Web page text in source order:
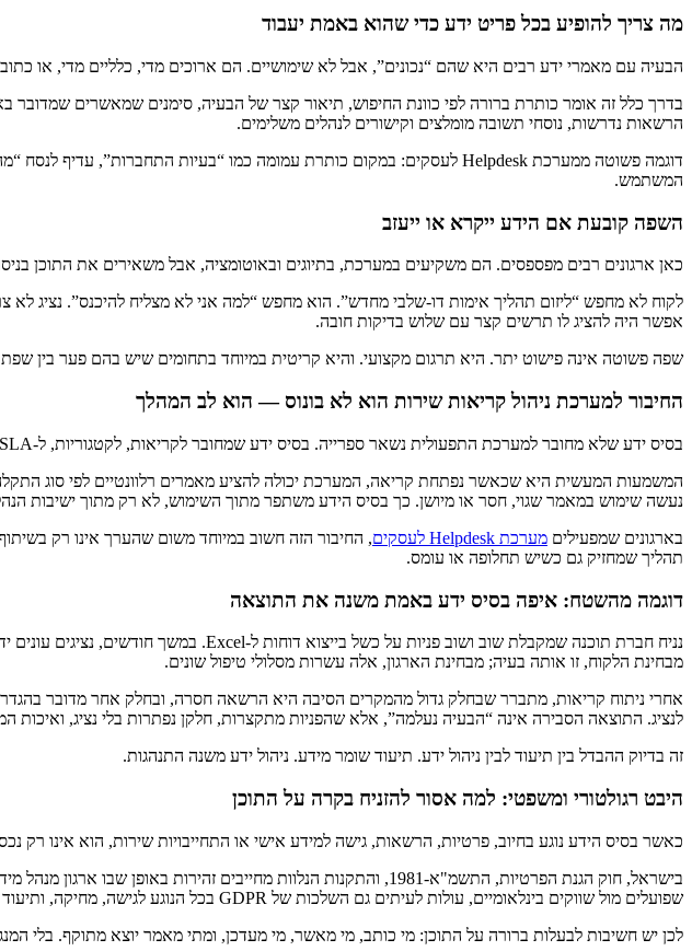
מה צריך להופיע בכל פריט ידע כדי שהוא באמת יעבוד
הבעיה עם מאמרי ידע רבים היא שהם “נכונים”, אבל לא שימושיים. הם ארוכים מדי, כלליים מדי, או
בדרך כלל זה אומר כותרת ברורה לפי כוונת החיפוש, תיאור קצר של הבעיה, סימנים שמאשרים שמדובר
הרשאות נדרשות, נוסחי תשובה מומלצים וקישורים לנהלים משלימים.
המשתמש.
השפה קובעת אם הידע ייקרא או ייעזב
כאן ארגונים רבים מפספסים. הם משקיעים במערכת, בתיוגים ובאוטומציה, אבל משאירים את התוכן
לקוח לא מחפש “ליזום תהליך אימות דו-שלבי מחדש”. הוא מחפש “למה אני לא מצליח להיכנס”. נציג
אפשר היה להציג לו תרשים קצר עם שלוש בדיקות חובה.
שפה פשוטה אינה פישוט יתר. היא תרגום מקצועי. והיא קריטית במיוחד בתחומים שיש בהם פער בין
החיבור למערכת ניהול קריאות שירות הוא לא בונוס — הוא לב המהלך
בסיס ידע שלא מחובר למערכת התפעולית נשאר ספרייה. בסיס ידע שמחובר לקריאות, לקטגוריות, ל-SLA, לנציגים ולטכנאים הופך לחלק מהשירות עצמו.
המשמעות המעשית היא שכאשר נפתחת קריאה, המערכת יכולה להציע מאמרים רלוונטיים לפי סוג
נעשה שימוש במאמר שגוי, חסר או מיושן. כך בסיס הידע משתפר מתוך השימוש, לא רק מתוך ישיבות
בארגונים שמפעילים מערכת Helpdesk לעסקים
, החיבור הזה חשוב במיוחד משום שהערך אינו רק
תהליך שמחזיק גם כשיש תחלופה או עומס.
דוגמה מהשטח: איפה בסיס ידע באמת משנה את התוצאה
מבחינת הלקוח, זו אותה בעיה; מבחינת הארגון, אלה עשרות מסלולי טיפול שונים.
אחרי ניתוח קריאות, מתברר שבחלק גדול מהמקרים הסיבה היא הרשאה חסרה, ובחלק אחר מדובר
לנציג. התוצאה הסבירה אינה “הבעיה נעלמה”, אלא שהפניות מתקצרות, חלקן נפתרות בלי נציג, ואיכות
זה בדיוק ההבדל בין תיעוד לבין ניהול ידע. תיעוד שומר מידע. ניהול ידע משנה התנהגות.
היבט רגולטורי ומשפטי: למה אסור להזניח בקרה על התוכן
כאשר בסיס הידע נוגע בחיוב, פרטיות, הרשאות, גישה למידע אישי או התחייבויות שירות, הוא אינו רק
בישראל, חוק הגנת הפרטיות, התשמ"א-1981, והתקנות הנלוות מחייבים
שפועלים מול שווקים בינלאומיים, עולות לעיתים גם השלכות של GDPR בכל הנוגע לגישה, מחיקה, ותיעוד פעולות.
לכן יש חשיבות לבעלות ברורה על התוכן: מי כותב, מי מאשר, מי מעדכן, ומתי מאמר יוצא מתוקף. בלי